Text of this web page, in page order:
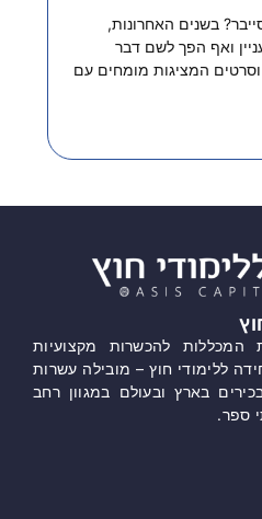
בשנים האחרונות,
ואף הפך לשם דבר
וסרטים המציגות מומחים עם
המכללות להכשרות מקצועיות
ללימודי חוץ – מובילה עשרות
בארץ ובעולם במגוון רחב
ספר.